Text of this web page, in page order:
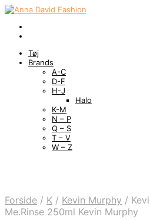
Tøj
Brands
A-C
D-F
H-J
Halo
K-M
N – P
Q – S
T – V
W – Z
Forside / K / Kevin Murphy /
Me.Rinse 250ml Kevin Murphy